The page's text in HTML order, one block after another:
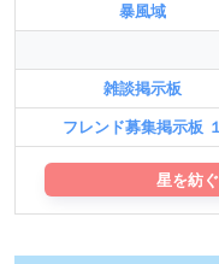
暴風域
雑談掲示板
フレンド募集掲示板 １
星を紡